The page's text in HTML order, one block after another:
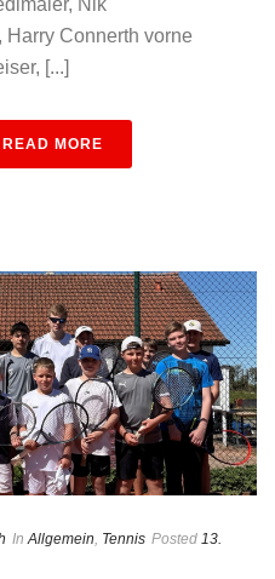
Nik
Harry Connerth vorne
[...]
READ MORE
In Allgemein Tennis Posted 13.